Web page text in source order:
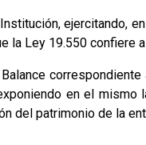
ejercitando,
la Ley 19.550 confiere
en el
del patrimonio de la